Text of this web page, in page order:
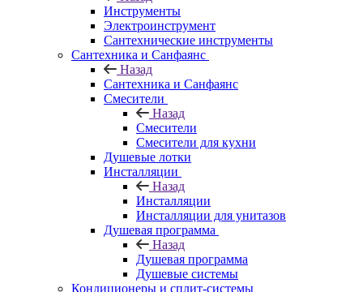
Инструменты
Электроинструмент
Сантехнические инструменты
Сантехника и Санфаянс
Назад
Сантехника и Санфаянс
Смесители
Назад
Смесители
Смесители для кухни
Душевые лотки
Инсталляции
Назад
Инсталляции
Инсталляции для унитазов
Душевая программа
Назад
Душевая программа
Душевые системы
Кондиционеры и сплит-системы